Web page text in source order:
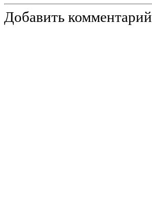
Добавить комментарий